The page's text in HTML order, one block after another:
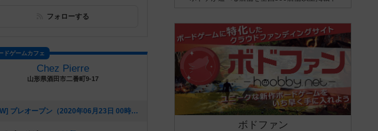
フォローする
ドゲームカフェ
Chez Pierre
山形県酒田市二番町9-17
[NEW] プレオープン（2020年06月23日 00時14分）
ボドファン